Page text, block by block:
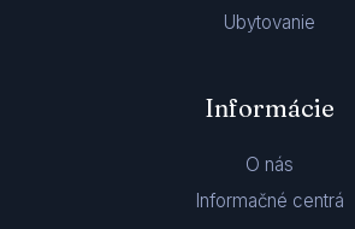
Ubytovanie
Informácie
O nás
Informačné centrá